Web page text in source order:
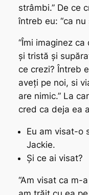
strâmbi.” De ce
întreb eu: “ca
“Îmi imaginez
și tristă și
ce crezi? Întreb
aveți pe noi, si
are nimic.” La
cred ca deja ea
Eu am visat-o
Jackie.
Și ce ai visat?
“Am visat ca m-